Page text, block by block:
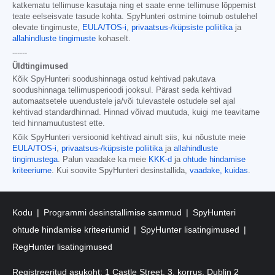
katkematu tellimuse kasutaja ning et saate enne tellimuse lõppemist
teate eelseisvate tasude kohta. SpyHunteri ostmine toimub ostulehel
olevate tingimuste, EULA/TOS-i, privaatsus-/küpsiste poliitikaja
allahindluste tingimuste kohaselt.
------
Üldtingimused
Kõik SpyHunteri soodushinnaga ostud kehtivad pakutava
soodushinnaga tellimusperioodi jooksul. Pärast seda kehtivad
automaatsetele uuendustele ja/või tulevastele ostudele sel ajal
kehtivad standardhinnad. Hinnad võivad muutuda, kuigi me teavitame
teid hinnamuutustest ette.
Kõik SpyHunteri versioonid kehtivad ainult siis, kui nõustute meie
EULA/TOS-i, privaatsus-/küpsiste poliitikaja allahindluste
tingimustega. Palun vaadake ka meie KKK-d ja ohtude hindamise
kriteeriume. Kui soovite SpyHunteri desinstallida, vaadake, kuidas.
Kodu Programmi desinstallimise sammud
SpyHunteri
ohtude hindamise kriteeriumid
SpyHunter lisatingimused
RegHunter lisatingimused
Registreeritud asukoht: 1 Castle Street, 3. korrus, Dublin 2